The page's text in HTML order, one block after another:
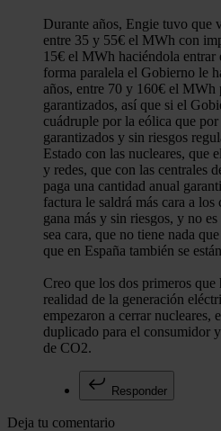
Durante años, Engie tuvo que
entre 35 y 55€ el MWh con
15€ el MWh haciéndola entrar
forma paralela el Gobierno le
años, entre 70 y 160€ el MWh
garantizados, así que si el
cuádruple por la eólica que
garantizados y sin riesgos
Estado con las nucleares, que
y redes, que con las centrales
paga una cantidad anual
factura le saldrá más cara a
gana más y sin riesgos, y no
sea cara, que no tiene nada
que en España también se
Creo que los dos primeros
realidad de la generación
empezaron a cerrar nucleares,
duplicado para el consumidor
de CO2.
Responder
Deja tu comentario